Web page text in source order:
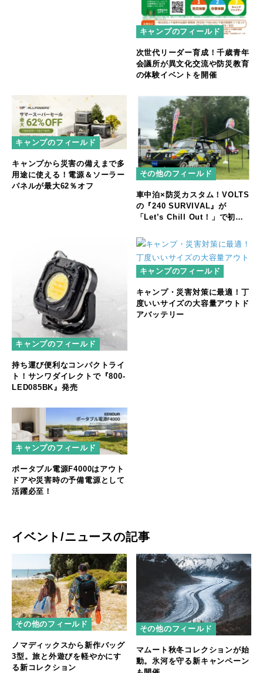
キャンプのフィールド
次世代リーダー育成！千歳青年
会議所が異文化交流や防災教育
の体験イベントを開催
キャンプのフィールド
キャンプから災害の備えまで多
用途に使える！電源＆ソーラー
パネルが最大62％オフ
その他のフィールド
車中泊×防災カスタム！VOLTS
の『240 SURVIVAL』が
「Let’s Chill Out！」で初公
キャンプのフィールド
持ち運び便利なコンパクトライ
ト！サンワダイレクトで『800-
LED085BK』発売
キャンプのフィールド
キャンプ・災害対策に最適！丁
度いいサイズの大容量アウトド
アバッテリー
キャンプのフィールド
ポータブル電源F4000はアウト
ドアや災害時の予備電源として
活躍必至！
イベント/ニュースの記事
その他のフィールド
ノマディックスから新作バッグ
3型。旅と外遊びを軽やかにす
る新コレクション
その他のフィールド
マムート秋冬コレクションが始
動。氷河を守る新キャンペーン